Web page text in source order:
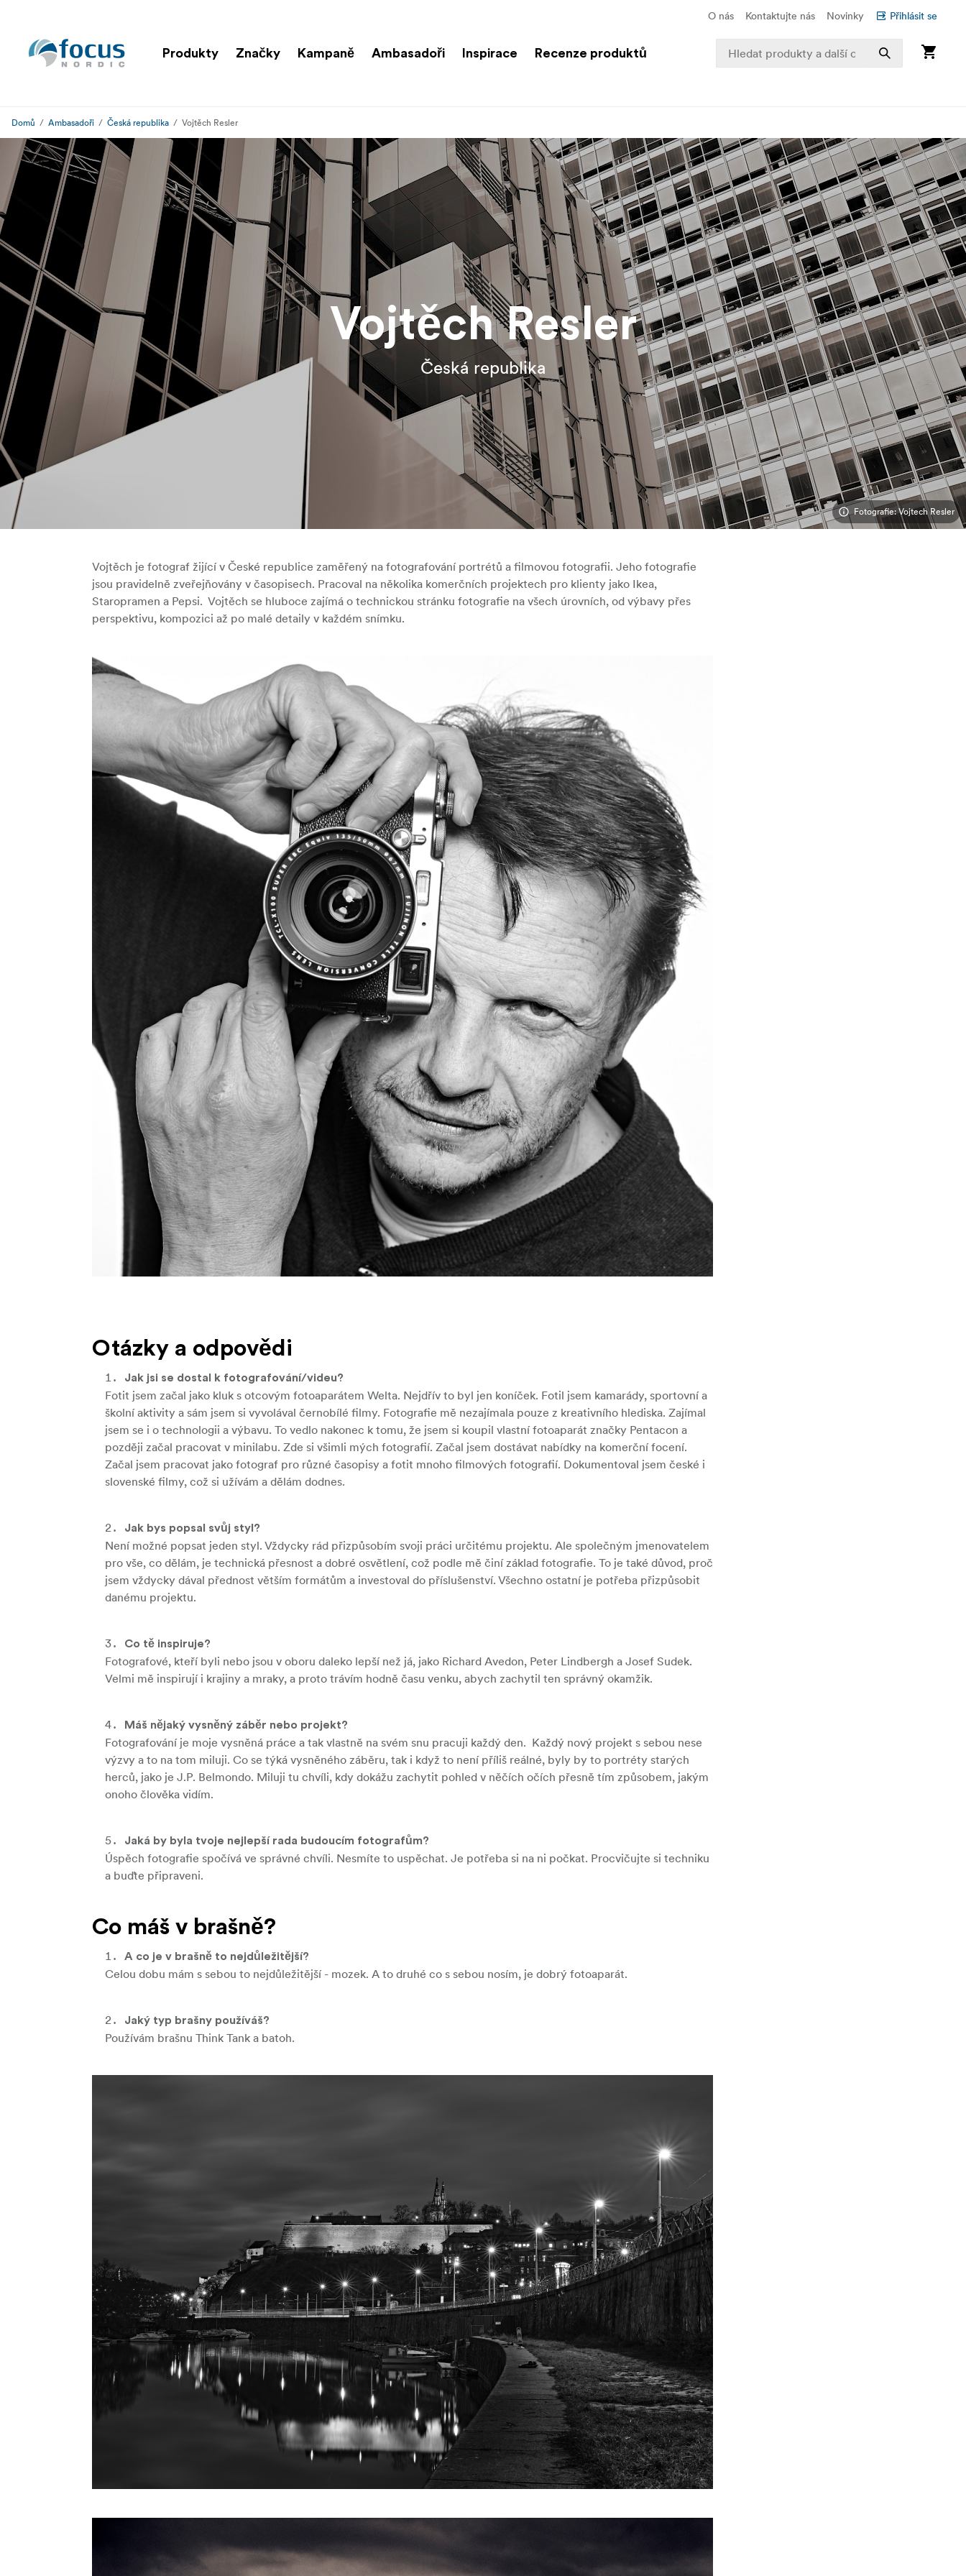
O nás Kontaktujte nás Novinky Přihlásit se
Produkty Značky Kampaně Ambasadoři Inspirace Recenze produktů
Domů Ambasadoři Česká republika Vojtěch Resler
Vojtěch Resler
Česká republika
Fotografie: Vojtech Resler
Vojtěch je fotograf žijící v České republice zaměřený na fotografování portrétů a filmovou fotografii. Jeho fotografie
jsou pravidelně zveřejňovány v časopisech. Pracoval na několika komerčních projektech pro klienty jako Ikea,
Staropramen a Pepsi. Vojtěch se hluboce zajímá o technickou stránku fotografie na všech úrovních, od výbavy přes
perspektivu, kompozici až po malé detaily v každém snímku.
Otázky a odpovědi
Jak jsi se dostal k fotografování/videu?
Fotit jsem začal jako kluk s otcovým fotoaparátem Welta. Nejdřív to byl jen koníček. Fotil jsem kamarády, sportovní a
školní aktivity a sám jsem si vyvolával černobílé filmy. Fotografie mě nezajímala pouze z kreativního hlediska. Zajímal
jsem se i o technologii a výbavu. To vedlo nakonec k tomu, že jsem si koupil vlastní fotoaparát značky Pentacon a
později začal pracovat v minilabu. Zde si všimli mých fotografií. Začal jsem dostávat nabídky na komerční focení.
Začal jsem pracovat jako fotograf pro různé časopisy a fotit mnoho filmových fotografií. Dokumentoval jsem české i
slovenské filmy, což si užívám a dělám dodnes.
Jak bys popsal svůj styl?
Není možné popsat jeden styl. Vždycky rád přizpůsobím svoji práci určitému projektu. Ale společným jmenovatelem
pro vše, co dělám, je technická přesnost a dobré osvětlení, což podle mě činí základ fotografie. To je také důvod, proč
jsem vždycky dával přednost větším formátům a investoval do příslušenství. Všechno ostatní je potřeba přizpůsobit
danému projektu.
Co tě inspiruje?
Fotografové, kteří byli nebo jsou v oboru daleko lepší než já, jako Richard Avedon, Peter Lindbergh a Josef Sudek.
Velmi mě inspirují i krajiny a mraky, a proto trávím hodně času venku, abych zachytil ten správný okamžik.
Máš nějaký vysněný záběr nebo projekt?
Fotografování je moje vysněná práce a tak vlastně na svém snu pracuji každý den. Každý nový projekt s sebou nese
výzvy a to na tom miluji. Co se týká vysněného záběru, tak i když to není příliš reálné, byly by to portréty starých
herců, jako je J.P. Belmondo. Miluji tu chvíli, kdy dokážu zachytit pohled v něčích očích přesně tím způsobem, jakým
onoho člověka vidím.
Jaká by byla tvoje nejlepší rada budoucím fotografům?
Úspěch fotografie spočívá ve správné chvíli. Nesmíte to uspěchat. Je potřeba si na ni počkat. Procvičujte si techniku
a buďte připraveni.
Co máš v brašně?
A co je v brašně to nejdůležitější?
Celou dobu mám s sebou to nejdůležitější - mozek. A to druhé co s sebou nosím, je dobrý fotoaparát.
Jaký typ brašny používáš?
Používám brašnu Think Tank a batoh.